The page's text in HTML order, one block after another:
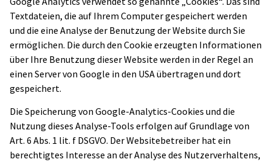
Textdateien, die auf Ihrem Computer gespeichert werden
und die eine Analyse der Benutzung der Website durch Sie
ermöglichen. Die durch den Cookie erzeugten Informationen
über Ihre Benutzung dieser Website werden in der Regel an
einen Server von Google in den USA übertragen und dort
gespeichert.
Die Speicherung von Google-Analytics-Cookies und die
Nutzung dieses Analyse-Tools erfolgen auf Grundlage von
Art. 6 Abs. 1 lit. f DSGVO. Der Websitebetreiber hat ein
berechtigtes Interesse an der Analyse des Nutzerverhaltens,